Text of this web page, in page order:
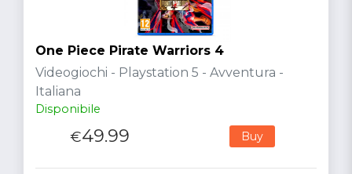
One Piece Pirate Warriors 4
Videogiochi - Playstation 5 - Avventura -
Italiana
Disponibile
€49.99 Buy